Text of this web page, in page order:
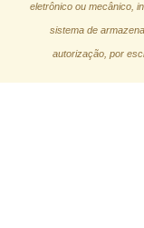
eletrônico ou mecânico,
sistema de
autorização, por